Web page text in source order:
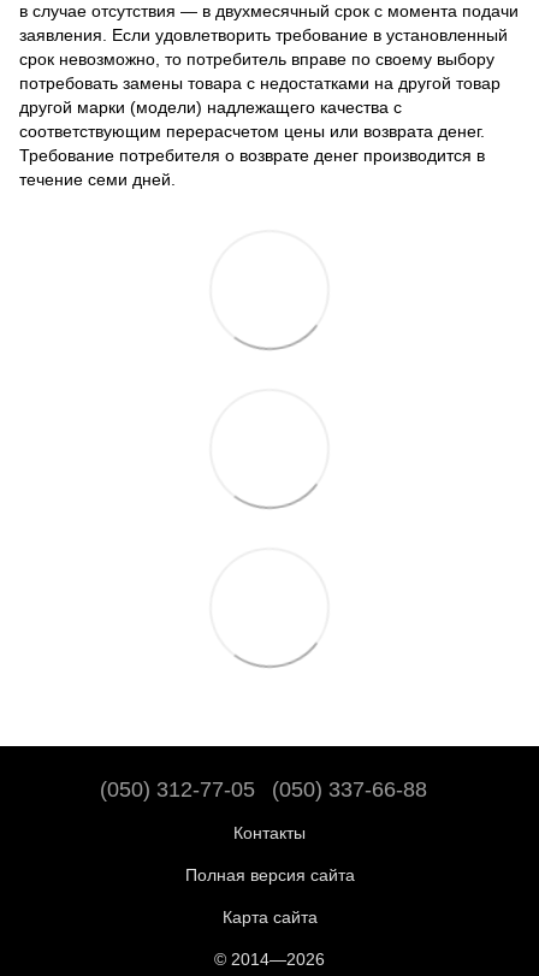
в случае отсутствия — в двухмесячный срок с момента подачи
заявления. Если удовлетворить требование в установленный
срок невозможно, то потребитель вправе по своему выбору
потребовать замены товара с недостатками на другой товар
другой марки (модели) надлежащего качества с
соответствующим перерасчетом цены или возврата денег.
Требование потребителя о возврате денег производится в
течение семи дней.
(050) 312-77-05 (050) 337-66-88
Контакты
Полная версия сайта
Карта сайта
© 2014—2026